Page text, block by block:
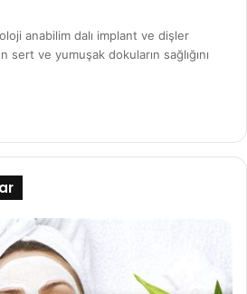
anabilim dalı implant ve dişler
ve yumuşak dokuların sağlığını